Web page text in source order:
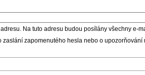
Na tuto adresu budou posílány všechny e-
zapomenutého hesla nebo o upozorňování